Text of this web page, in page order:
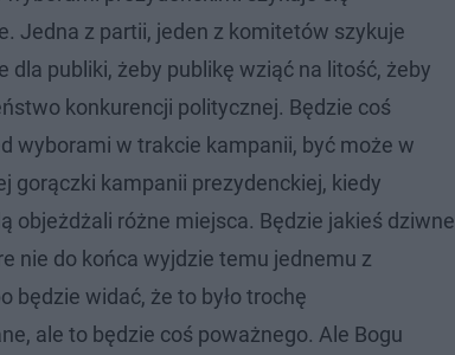
Jedna z partii, jeden z komitetów szykuje
dla publiki, żeby publikę wziąć na litość, żeby
konkurencji politycznej. Będzie coś
wyborami w trakcie kampanii, być może w
gorączki kampanii prezydenckiej, kiedy
objeżdżali różne miejsca. Będzie jakieś dziwne
nie do końca wyjdzie temu jednemu z
będzie widać, że to było trochę
ale to będzie coś poważnego. Ale Bogu